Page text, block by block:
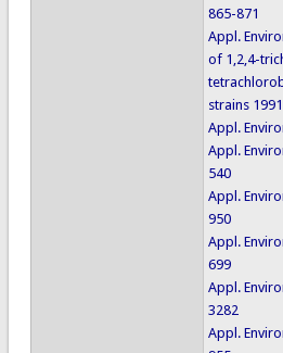
865-871
Appl.
of 1,2,4-
strains
Appl.
Appl.
540
Appl.
950
Appl.
699
Appl.
3282
Appl.